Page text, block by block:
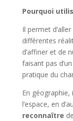
Pourquoi
Il permet
différentes
d’affiner et de
faisant pas
pratique du
En
l’espace, en
reconnaître